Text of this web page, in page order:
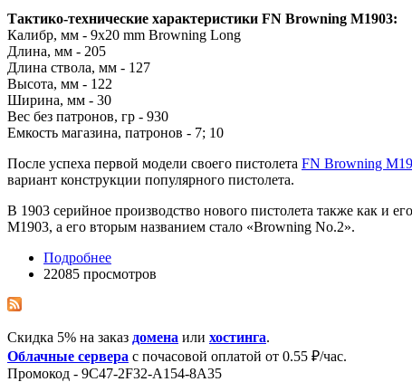
Тактико-технические характеристики FN Browning M1903:
Калибр, мм - 9x20 mm Browning Long
Длина, мм - 205
Длина ствола, мм - 127
Высота, мм - 122
Ширина, мм - 30
Вес без патронов, гр - 930
Емкость магазина, патронов - 7; 10
После успеха первой модели своего пистолета FN Browning
вариант конструкции популярного пистолета.
В 1903 серийное производство нового пистолета также как и
M1903, а его вторым названием стало «Browning No.2».
Подробнее
22085 просмотров
Скидка 5% на заказ домена или хостинга.
Облачные сервера с почасовой оплатой от 0.55 ₽/час.
Промокод - 9C47-2F32-A154-8A35